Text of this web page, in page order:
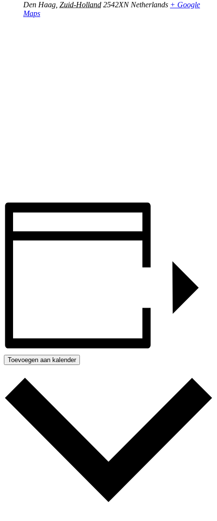
Den Haag Zuid-Holland 2542XN Netherlands + Google
Maps
Toevoegen aan kalender